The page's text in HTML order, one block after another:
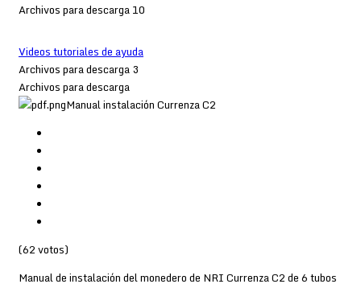
Archivos para descarga 10
Videos tutoriales de ayuda
Archivos para descarga 3
Archivos para descarga
Manual instalación Currenza C2
(62 votos)
Manual de instalación del monedero de NRI Currenza C2 de 6 tubos